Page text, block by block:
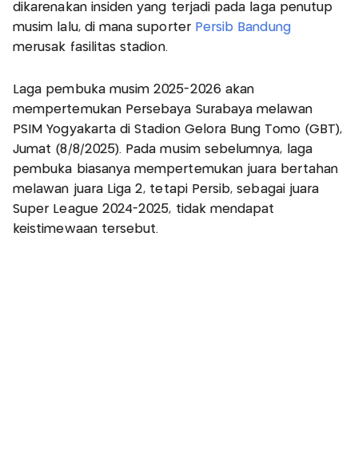
dikarenakan insiden yang terjadi pada laga penutup
musim lalu, di mana suporter Persib Bandung
merusak fasilitas stadion.
Laga pembuka musim 2025-2026 akan
mempertemukan Persebaya Surabaya melawan
PSIM Yogyakarta di Stadion Gelora Bung Tomo (GBT),
Jumat (8/8/2025). Pada musim sebelumnya, laga
pembuka biasanya mempertemukan juara bertahan
melawan juara Liga 2, tetapi Persib, sebagai juara
Super League 2024-2025, tidak mendapat
keistimewaan tersebut.